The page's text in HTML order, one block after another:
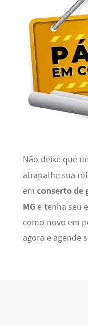
Não deixe que
atrapalhe sua
em conserto de
MGe tenha seu
como novo em
agora e agende